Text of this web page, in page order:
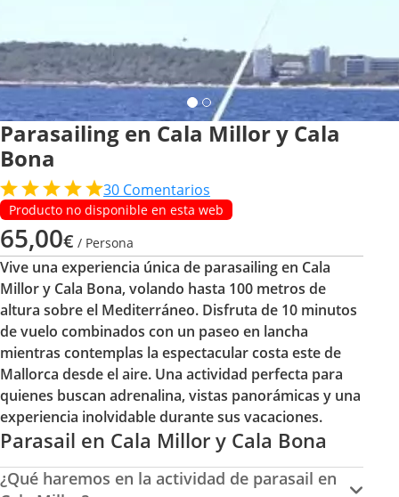
Parasailing en Cala Millor y Cala
Bona
30 Comentarios
Producto no disponible en esta web
65,00€ / Persona
Vive una experiencia única de parasailing en Cala
Millor y Cala Bona, volando hasta 100 metros de
altura sobre el Mediterráneo. Disfruta de 10 minutos
de vuelo combinados con un paseo en lancha
mientras contemplas la espectacular costa este de
Mallorca desde el aire. Una actividad perfecta para
quienes buscan adrenalina, vistas panorámicas y una
experiencia inolvidable durante sus vacaciones.
Parasail en Cala Millor y Cala Bona
¿Qué haremos en la actividad de parasail en